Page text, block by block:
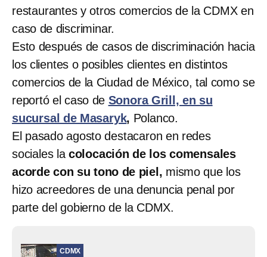
restaurantes y otros comercios de la CDMX en
caso de discriminar.
Esto después de casos de discriminación hacia
los clientes o posibles clientes en distintos
comercios de la Ciudad de México, tal como se
reportó el caso de Sonora Grill, en su
sucursal de Masaryk, Polanco.
El pasado agosto destacaron en redes
sociales la colocación de los comensales
acorde con su tono de piel, mismo que los
hizo acreedores de una denuncia penal por
parte del gobierno de la CDMX.
CDMX